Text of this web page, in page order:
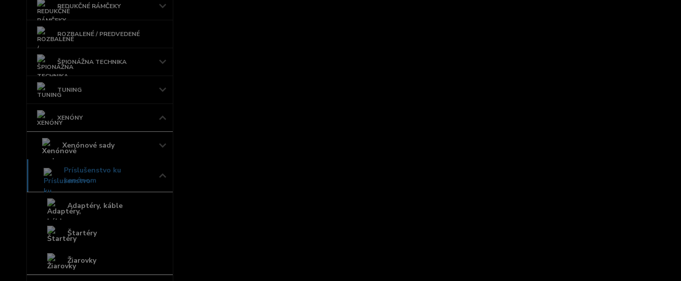
REDUKČNÉ RÁMČEKY
ROZBALENÉ / PREDVEDENÉ
ŠPIONÁŽNA TECHNIKA
TUNING
XENÓNY
Xenónové sady
Príslušenstvo ku
xenónom
Adaptéry, káble
Štartéry
Žiarovky